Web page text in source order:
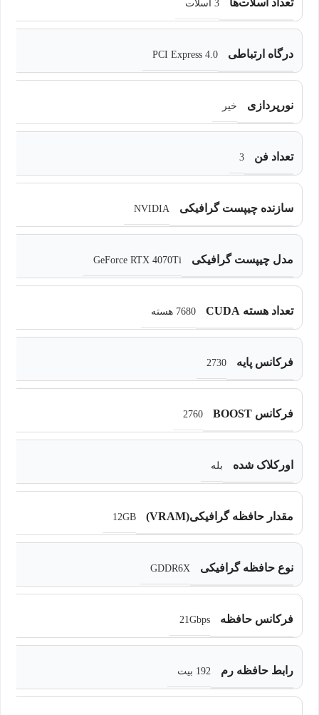
تعداد اسلات‌ها 3 اسلات
درگاه ارتباطی PCI Express 4.0
نورپردازی خیر
تعداد فن 3
سازنده چیپست گرافیکی NVIDIA
مدل چیپست گرافیکی GeForce RTX 4070Ti
تعداد هسته CUDA 7680 هسته
فرکانس پایه 2730
فرکانس BOOST 2760
اورکلاک شده بله
مقدار حافظه گرافیکی(VRAM) 12GB
نوع حافظه گرافیکی GDDR6X
فرکانس حافظه 21Gbps
رابط حافظه رم 192 بیت